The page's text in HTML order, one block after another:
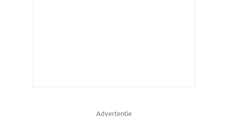
Advertentie